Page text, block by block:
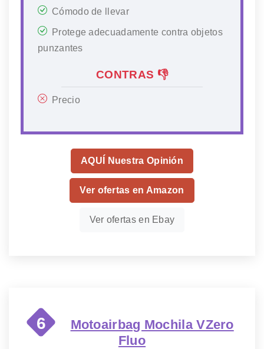
Cómodo de llevar
Protege adecuadamente contra objetos
punzantes
CONTRAS 👎
Precio
AQUÍ Nuestra Opinión
Ver ofertas en Amazon
Ver ofertas en Ebay
6
Motoairbag Mochila VZero
Fluo